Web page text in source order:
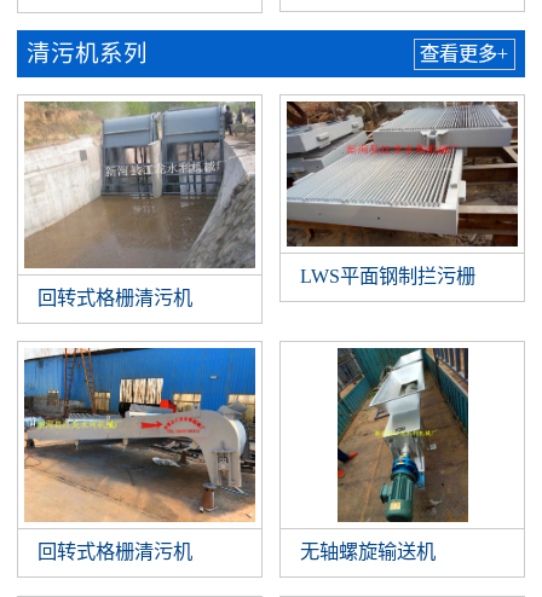
清污机系列 查看更多+
回转式格栅清污机
LWS平面钢制拦污栅
回转式格栅清污机 无轴螺旋输送机